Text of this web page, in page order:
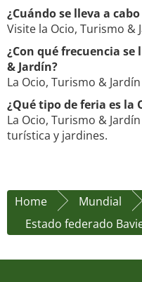
¿Cuándo se lleva a
Visite la Ocio, Turismo &
¿Con qué frecuencia
& Jardín?
La Ocio, Turismo &
¿Qué tipo de feria es la
La Ocio, Turismo &
turística y jardines.
Home Mundial
Estado federado